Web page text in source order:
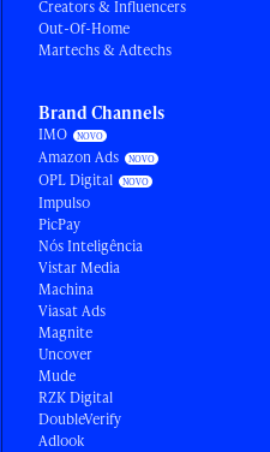
Creators & Influencers
Out-Of-Home
Martechs & Adtechs
Brand Channels
IMO
Amazon Ads
OPL Digital
Impulso
PicPay
Nós Inteligência
Vistar Media
Machina
Viasat Ads
Magnite
Uncover
Mude
RZK Digital
DoubleVerify
Adlook